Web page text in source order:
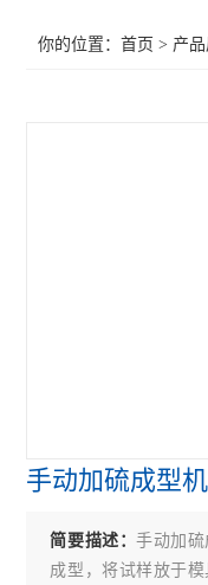
你的位置：首页 > 产
手动加硫成型机
简要描述：手动加
成型，将试样放于